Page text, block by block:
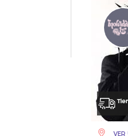
VER